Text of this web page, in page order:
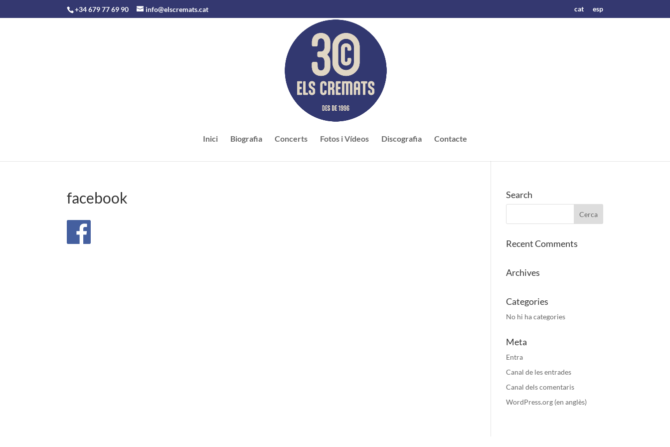
+34 679 77 69 90 info@elscremats.cat cat esp
Inici Biografia Concerts Fotos i Vídeos Discografia Contacte
facebook Search
Recent Comments
Archives
Categories
No hi ha categories
Meta
Entra
Canal de les entrades
Canal dels comentaris
WordPress.org (en anglès)